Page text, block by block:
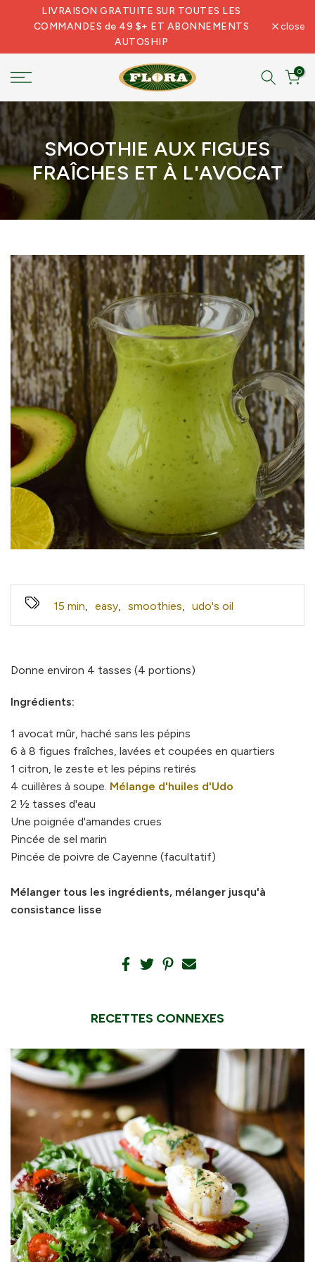
content
LIVRAISON GRATUITE SUR TOUTES LES
COMMANDES de 49 $+ ET ABONNEMENTS
AUTOSHIP
close
0
SMOOTHIE AUX FIGUES
FRAÎCHES ET À L'AVOCAT
15 min, easy, smoothies, udo's oil
Donne environ 4 tasses (4 portions)
Ingrédients:
1 avocat mûr, haché sans les pépins
6 à 8 figues fraîches, lavées et coupées en quartiers
1 citron, le zeste et les pépins retirés
4 cuillères à soupe. Mélange d'huiles d'Udo
2 ½ tasses d'eau
Une poignée d'amandes crues
Pincée de sel marin
Pincée de poivre de Cayenne (facultatif)
Mélanger tous les ingrédients, mélanger jusqu'à
consistance lisse
RECETTES CONNEXES